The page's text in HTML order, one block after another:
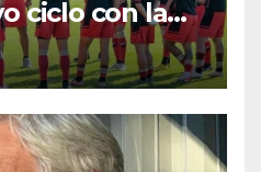
ciclo con la